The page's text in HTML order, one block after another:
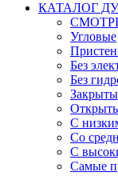
КАТАЛОГ
Угловые
Без
Без
С
Со
С
Самые